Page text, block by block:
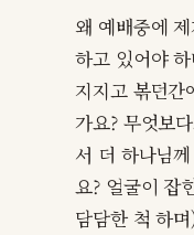
왜 예배중에
하고 있어야
지지고 볶던간
가요? 무엇보
서 더 하나님
요? 얼굴이 잡
담담한 척 하